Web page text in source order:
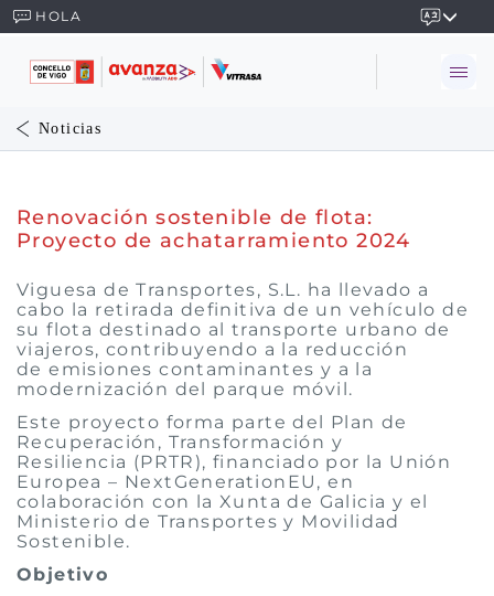
HOLA
Noticias
Renovación sostenible de flota:
Proyecto de achatarramiento 2024
Viguesa de Transportes, S.L. ha llevado a
cabo la retirada definitiva de un vehículo de
su flota destinado al transporte urbano de
viajeros, contribuyendo a la reducción
de emisiones contaminantes y a la
modernización del parque móvil.
Este proyecto forma parte del Plan de
Recuperación, Transformación y
Resiliencia (PRTR), financiado por la Unión
Europea – NextGenerationEU, en
colaboración con la Xunta de Galicia y el
Ministerio de Transportes y Movilidad
Sostenible.
Objetivo